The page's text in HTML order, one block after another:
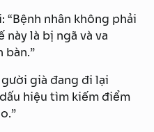
nhân không phải
này là bị ngã và va
bàn.”
già đang đi lại
hiệu tìm kiếm điểm